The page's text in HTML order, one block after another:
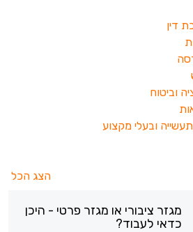
דין
וביטוח
ובעלי מקצוע
הצג הכל
מגזר ציבורי או מגזר פרטי - היכן
כדאי לעבוד?